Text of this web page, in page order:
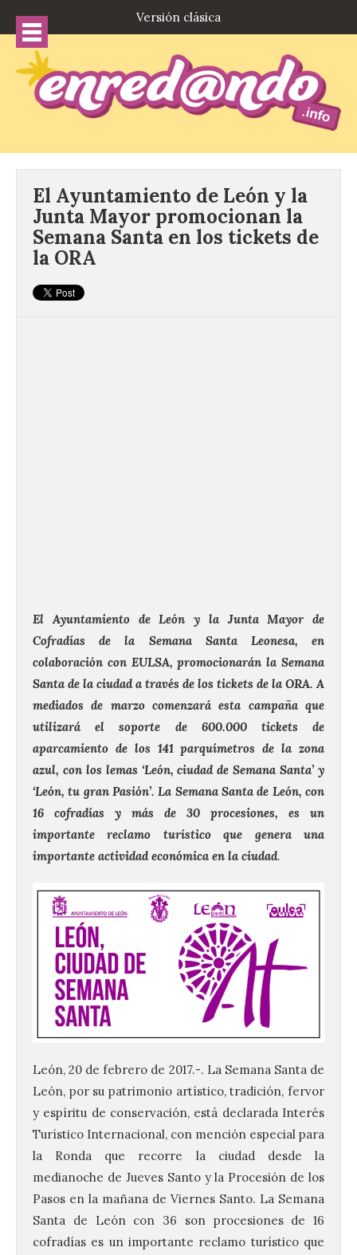
Versión clásica
El Ayuntamiento de León y la
Junta Mayor promocionan la
Semana Santa en los tickets de
la ORA
El Ayuntamiento de León y la Junta Mayor de
Cofradías de la Semana Santa Leonesa, en
colaboración con EULSA, promocionarán la Semana
Santa de la ciudad a través de los tickets de la ORA. A
mediados de marzo comenzará esta campaña que
utilizará el soporte de 600.000 tickets de
aparcamiento de los 141 parquímetros de la zona
azul, con los lemas ‘León, ciudad de Semana Santa’ y
‘León, tu gran Pasión’. La Semana Santa de León, con
16 cofradías y más de 30 procesiones,
es un
importante reclamo turístico que genera una
importante actividad económica en la ciudad.
León, 20 de febrero de 2017.-. La Semana Santa de
León, por su patrimonio artístico, tradición, fervor
y espíritu de conservación, está declarada Interés
Turístico Internacional, con mención especial para
la Ronda que recorre la ciudad desde la
medianoche de Jueves Santo y la Procesión de los
Pasos en la mañana de Viernes Santo. La Semana
Santa de León con 36 son procesiones de 16
cofradías es un importante reclamo turístico que